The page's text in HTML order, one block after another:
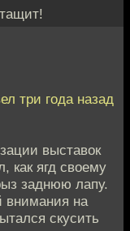
три года назад
выставок
как ягд своему
заднюю лапу.
внимания на
скусить